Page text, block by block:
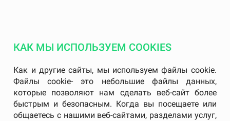
КАК МЫ ИСПОЛЬЗУЕМ COOKIES
Как и другие сайты, мы используем файлы cookie.
Файлы cookie- это небольшие файлы данных,
которые позволяют нам сделать веб-сайт более
быстрым и безопасным. Когда вы посещаете или
общаетесь с нашими веб-сайтами, разделами услуг,